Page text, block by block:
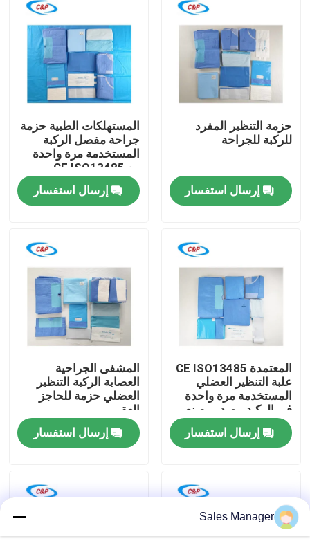
المنزل
المنتجات
برنامج VR
حولنا
جولة في المصنع
مراقبة الجودة
أخبار
القضايا
حزمة التنظير المفرد
للركبة للجراحة
إرسال استفسار
المستهلكات الطبية حزمة
جراحة مفصل الركبة
المستخدمة مرة واحدة
مع CE ISO13485
المعتمدة
إرسال استفسار
المعتمدة CE ISO13485
علبة التنظير العضلي
المستخدمة مرة واحدة
في الركبة مصدر مصنع
الستائر الجراحية
إرسال استفسار
المشفى الجراحية
العصابة الركبة التنظير
العضلي حزمة للحاجز
العقيم
إرسال استفسار
Sales Manager